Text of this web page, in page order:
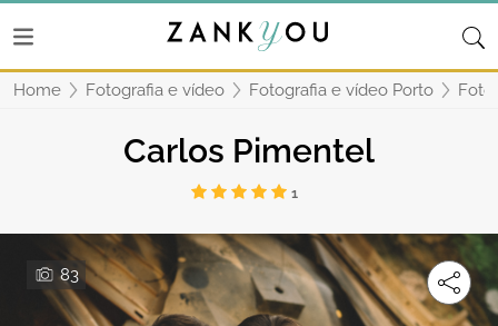
Home Fotografia e vídeo Fotografia e vídeo Porto
Carlos Pimentel
1
83